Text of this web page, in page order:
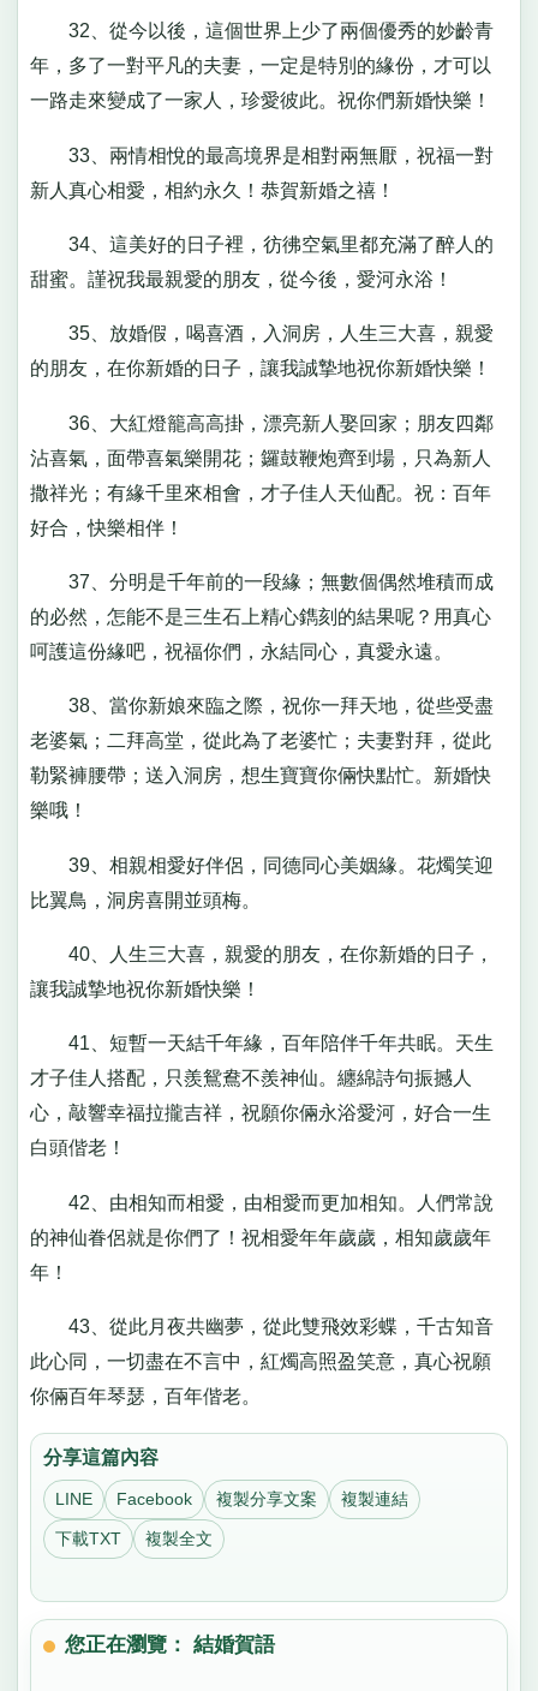
32、從今以後，這個世界上少了兩個優秀的妙齡青
年，多了一對平凡的夫妻，一定是特別的緣份，才可以
一路走來變成了一家人，珍愛彼此。祝你們新婚快樂！
33、兩情相悅的最高境界是相對兩無厭，祝福一對
新人真心相愛，相約永久！恭賀新婚之禧！
34、這美好的日子裡，彷彿空氣里都充滿了醉人的
甜蜜。謹祝我最親愛的朋友，從今後，愛河永浴！
35、放婚假，喝喜酒，入洞房，人生三大喜，親愛
的朋友，在你新婚的日子，讓我誠摯地祝你新婚快樂！
36、大紅燈籠高高掛，漂亮新人娶回家；朋友四鄰
沾喜氣，面帶喜氣樂開花；鑼鼓鞭炮齊到場，只為新人
撒祥光；有緣千里來相會，才子佳人天仙配。祝：百年
好合，快樂相伴！
37、分明是千年前的一段緣；無數個偶然堆積而成
的必然，怎能不是三生石上精心鐫刻的結果呢？用真心
呵護這份緣吧，祝福你們，永結同心，真愛永遠。
38、當你新娘來臨之際，祝你一拜天地，從些受盡
老婆氣；二拜高堂，從此為了老婆忙；夫妻對拜，從此
勒緊褲腰帶；送入洞房，想生寶寶你倆快點忙。新婚快
樂哦！
39、相親相愛好伴侶，同德同心美姻緣。花燭笑迎
比翼鳥，洞房喜開並頭梅。
40、人生三大喜，親愛的朋友，在你新婚的日子，
讓我誠摯地祝你新婚快樂！
41、短暫一天結千年緣，百年陪伴千年共眠。天生
才子佳人搭配，只羨鴛鴦不羨神仙。纏綿詩句振撼人
心，敲響幸福拉攏吉祥，祝願你倆永浴愛河，好合一生
白頭偕老！
42、由相知而相愛，由相愛而更加相知。人們常說
的神仙眷侶就是你們了！祝相愛年年歲歲，相知歲歲年
年！
43、從此月夜共幽夢，從此雙飛效彩蝶，千古知音
此心同，一切盡在不言中，紅燭高照盈笑意，真心祝願
你倆百年琴瑟，百年偕老。
分享這篇內容
LINE Facebook 複製分享文案 複製連結
下載TXT 複製全文
您正在瀏覽： 結婚賀語